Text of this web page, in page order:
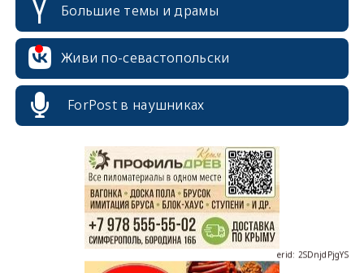
Большие темы и драмы
Живи по-севастопольски
ForPost в наушниках
erid: 2SDnjcrDNw6
erid: 2SDnjdPjgYS